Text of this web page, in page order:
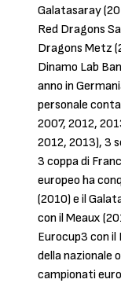
Galatasaray
Red Dragons
Dragons Metz
Dinamo Lab
anno in
personale
2007, 2012,
2012, 2013), 3
3 coppa di
europeo ha
(2010) e il
con il Meaux
Eurocup3 con il
della nazionale
campionati